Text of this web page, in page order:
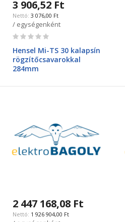
3 906,52 Ft
3 076,00 Ft
/ egységenként
Rating:
Hensel Mi-TS 30 kalapsín
rögzítőcsavarokkal
284mm
2 447 168,08 Ft
1 926 904,00 Ft